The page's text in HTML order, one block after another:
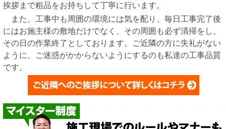
挨拶まで粗品をお持ちして丁寧に行います。
また、工事中も周囲の環境には気を配り、毎日工事完了後
にはお施主様の敷地だけでなく、その周囲も必ず清掃をし、
その日の作業終了としております。ご近隣の方に失礼がない
ように、ご迷惑がかからないようにするのも私達の工事品質
です。